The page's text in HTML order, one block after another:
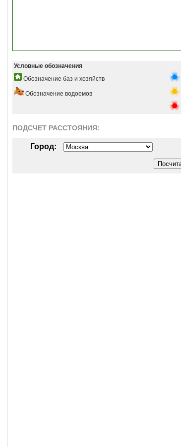
Условные обозначения
Обозначение баз и хозяйств
Обозначение водоемов
ПОДСЧЕТ РАСCТОЯНИЯ:
Город: